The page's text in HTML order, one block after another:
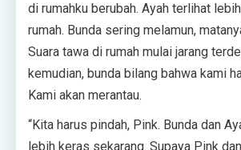
di rumahku berubah. Ayah terlihat
rumah. Bunda sering melamun,
Suara tawa di rumah mulai jarang
kemudian, bunda bilang bahwa kami
Kami akan merantau.
“Kita harus pindah, Pink. Bunda dan
lebih keras sekarang. Supaya Pink